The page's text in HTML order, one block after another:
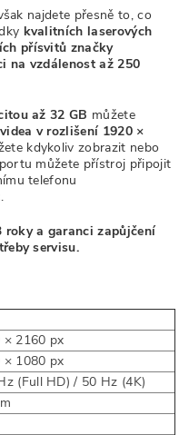
najdete přesně to, co
kvalitních laserových
přísvitů značky
na vzdálenost až 250
až 32 GB můžete
videa v rozlišení 1920 ×
kdykoliv zobrazit nebo
můžete přístroj připojit
telefonu
.
roky a garanci zapůjčení
servisu.
× 2160 px
× 1080 px
(Full HD) / 50 Hz (4K)